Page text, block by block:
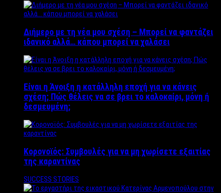
Διήμερο με τη νέα μου σχέση – Μπορεί να φαντάζει
ιδανικό αλλά… κάπου μπορεί να χαλάσει
Είναι η Άνοιξη η κατάλληλη εποχή για να κάνεις
σχέση; Πώς θέλεις να σε βρει το καλοκαίρι, μόνη ή
δεσμευμένη;
Κορονοϊός: Συμβουλές για να μη χωρίσετε εξαιτίας
της καραντίνας
SUCCESS STORIES